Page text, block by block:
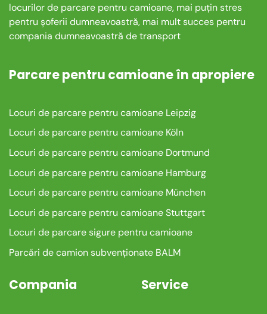
locurilor de parcare pentru camioane, mai puțin stres
pentru șoferii dumneavoastră, mai mult succes pentru
compania dumneavoastră de transport
Parcare pentru camioane în apropiere
Locuri de parcare pentru camioane Leipzig
Locuri de parcare pentru camioane Köln
Locuri de parcare pentru camioane Dortmund
Locuri de parcare pentru camioane Hamburg
Locuri de parcare pentru camioane München
Locuri de parcare pentru camioane Stuttgart
Locuri de parcare sigure pentru camioane
Parcări de camion subvenționate BALM
Compania Service